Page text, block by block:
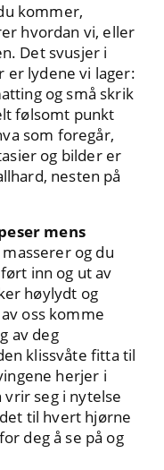
kommer,
hvordan vi, eller
Det svusjer i
er lydene vi lager:
og små skrik
følsomt punkt
som foregår,
og bilder er
nesten på
mens
og du
inn og ut av
høylydt og
oss komme
av deg
klissvåte fitta til
herjer i
seg i nytelse
til hvert hjørne
deg å se på og